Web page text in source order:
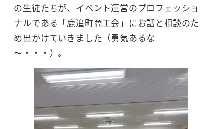
の生徒たちが、イベント運営のプロフェッショ
ナルである「鹿追町商工会」にお話と相談のた
め出かけていきました（勇気あるな
〜・・・）。